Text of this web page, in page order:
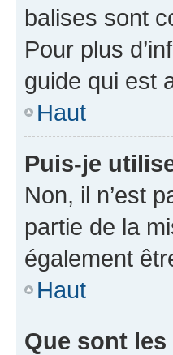
balises sont
Pour plus
guide qui est
Haut
Puis-je
Non, il n’est
partie de la
également
Haut
Que sont